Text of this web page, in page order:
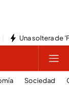
Una soltera de
Sociedad